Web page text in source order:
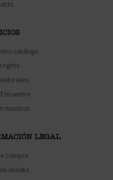
catálogo
rights
nosotros
LEGAL
compra
ebooks